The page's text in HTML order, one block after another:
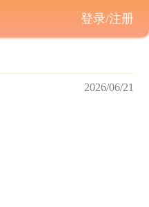
2026/06/21
登录/注册